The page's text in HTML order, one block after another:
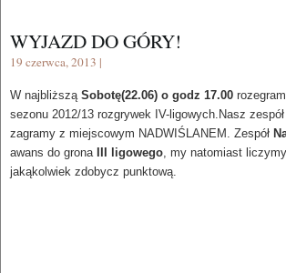
WYJAZD DO GÓRY!
19 czerwca, 2013 |
W najbliższąSobotę(22.06) o godz 17.00
sezonu 2012/13 rozgrywek IV-ligowych.Nasz
zagramy z miejscowym NADWIŚLANEM. Zespół
awans do grona
III ligowego, my natomiast
jakąkolwiek zdobycz punktową.